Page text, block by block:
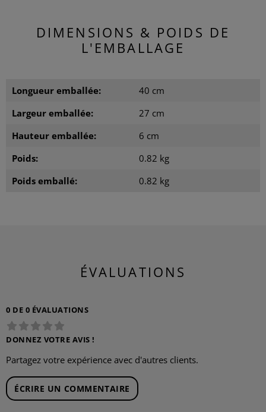
DIMENSIONS & POIDS DE
L'EMBALLAGE
Longueur emballée:
40 cm
Largeur emballée:
27 cm
Hauteur emballée:
6 cm
Poids:
0.82 kg
Poids emballé:
0.82 kg
ÉVALUATIONS
0 DE 0 ÉVALUATIONS
DONNEZ VOTRE AVIS !
Partagez votre expérience avec d'autres clients.
ÉCRIRE UN COMMENTAIRE